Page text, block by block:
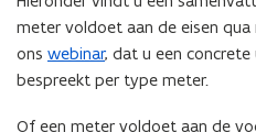
meter voldoet aan de eisen qua
ons webinar, dat u een
bespreekt per type meter.
Of een meter voldoet aan de